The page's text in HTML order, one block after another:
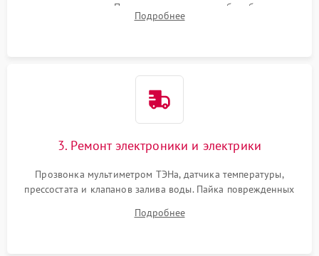
амортизаторов. Проверка подшипников барабана и
крестовины на износ, а манжеты люка на разрывы.
Подробнее
3. Ремонт электроники и электрики
Прозвонка мультиметром ТЭНа, датчика температуры,
прессостата и клапанов залива воды. Пайка поврежденных
Восстановление целостности проводки и контактов.
Подробнее